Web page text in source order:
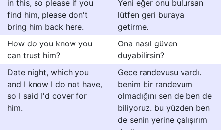
in this, so please if you
find him, please don't
bring him back here.
Yeni eğer onu bulursan
lütfen geri buraya
getirme.
How do you know you
can trust him?
Ona nasıl güven
duyabilirsin?
Date night, which you
and I know I do not have,
so I said I'd cover for
him.
Gece randevusu vardı.
benim bir randevum
olmadığını sen de ben de
biliyoruz. bu yüzden ben
de senin yerine çalışırım